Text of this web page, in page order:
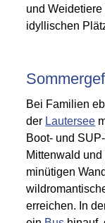
und
idyllischen
Bei Familien
der Lautersee
Boot- und
Mittenwald
minütigen
erreichen. In